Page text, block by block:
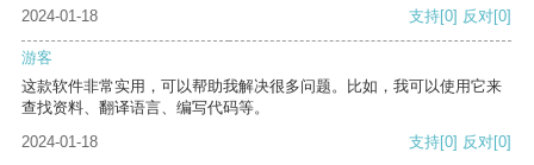
2024-01-18
支持[0] 反对[0]
游客
这款软件非常实用，可以帮助我解决很多问题。比如，我可以使用它来
查找资料、翻译语言、编写代码等。
2024-01-18
支持[0] 反对[0]